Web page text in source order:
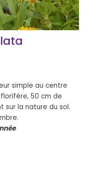
simple au centre
50 cm de
sur la nature du sol.